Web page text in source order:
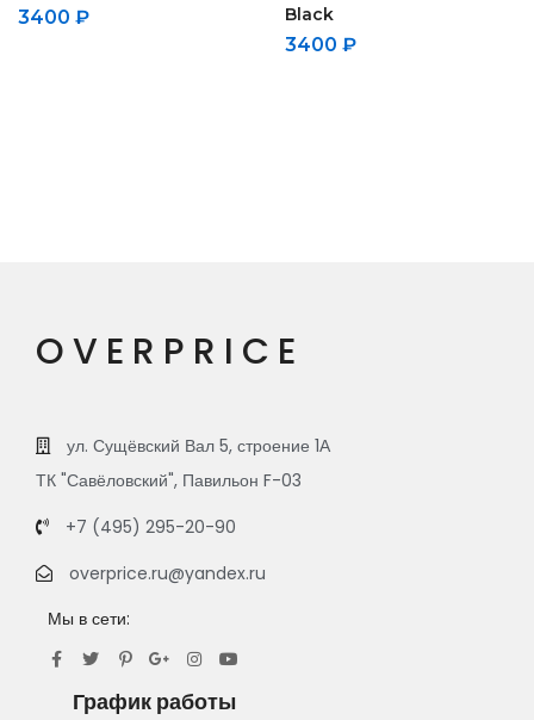
3400 ₽
Black
3400 ₽
OVERPRICE
ул. Сущёвский Вал 5, строение 1А
ТК "Савёловский", Павильон F-03
+7 (495) 295-20-90
overprice.ru@yandex.ru
Мы в сети:
График работы